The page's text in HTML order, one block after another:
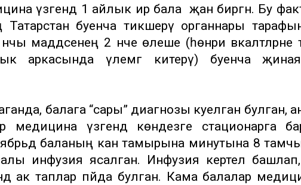
үзәгендә 1 айлык ир бала җан биргән. Бу
буенча тикшерү органнары
маддәсенең 2 нче өлеше (һөнәри вәкаләтләрне
аркасында үлемгә китерү) буенча
балага “сары” диагнозы куелган булган,
медицина үзәгендә көндезге стационарга
баланың кан тамырына минутына 8
инфузия ясалган. Инфузия кертелә башлап,
ак таплар пәйда булган. Кама балалар